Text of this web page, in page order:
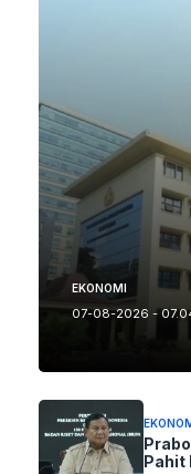
EKONOMI
07-08-2026 -
Pahit